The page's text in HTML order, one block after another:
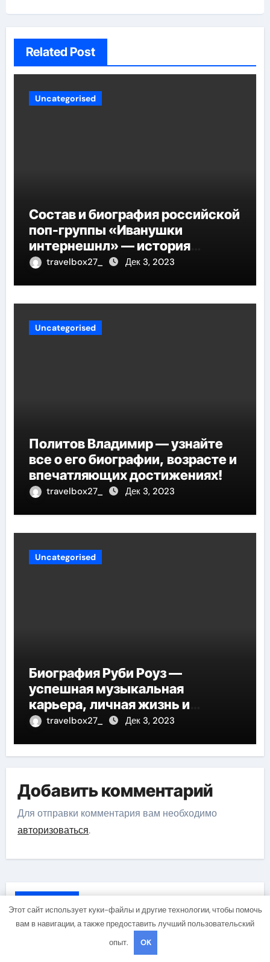
Related Post
Uncategorised
Состав и биография российской
поп-группы «Иванушки
интернешнл» — история
успеха, музыка и судьбы
travelbox27_ Дек 3, 2023
Uncategorised
Политов Владимир — узнайте
все о его биографии, возрасте и
впечатляющих достижениях!
travelbox27_ Дек 3, 2023
Uncategorised
Биография Руби Роуз —
успешная музыкальная
карьера, личная жизнь и
знаковые достижения
travelbox27_ Дек 3, 2023
Добавить комментарий
Для отправки комментария вам необходимо
авторизоваться.
Поиск
Этот сайт использует куки-файлы и другие технологии, чтобы помочь
вам в навигации, а также предоставить лучший пользовательский
опыт.
OK